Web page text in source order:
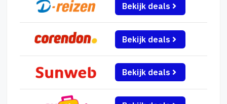
Bekijk deals
Bekijk deals
Bekijk deals